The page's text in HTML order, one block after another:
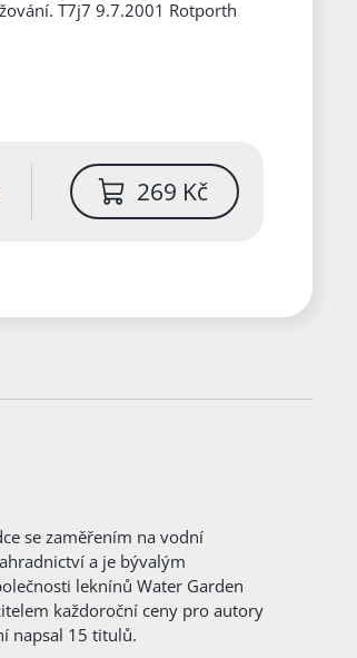
T7j7 9.7.2001 Rotporth
269 Kč
se zaměřením na vodní
a je bývalým
leknínů Water Garden
každoroční ceny pro autory
napsal 15 titulů.